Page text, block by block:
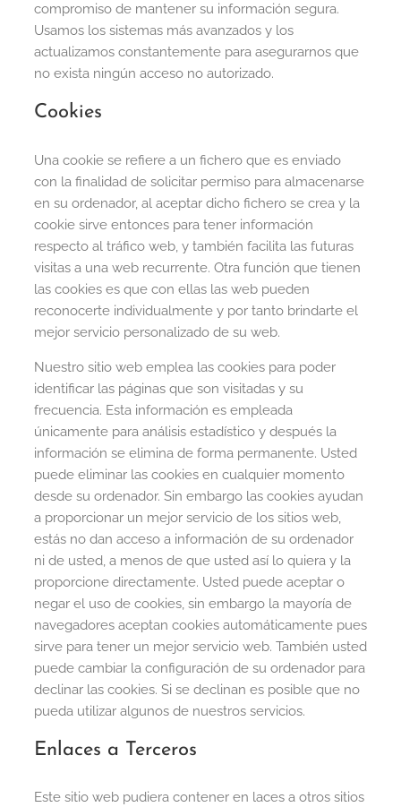
compromiso de mantener su información segura.
Usamos los sistemas más avanzados y los
actualizamos constantemente para asegurarnos que
no exista ningún acceso no autorizado.
Cookies
Una cookie se refiere a un fichero que es enviado
con la finalidad de solicitar permiso para almacenarse
en su ordenador, al aceptar dicho fichero se crea y la
cookie sirve entonces para tener información
respecto al tráfico web, y también facilita las futuras
visitas a una web recurrente. Otra función que tienen
las cookies es que con ellas las web pueden
reconocerte individualmente y por tanto brindarte el
mejor servicio personalizado de su web.
Nuestro sitio web emplea las cookies para poder
identificar las páginas que son visitadas y su
frecuencia. Esta información es empleada
únicamente para análisis estadístico y después la
información se elimina de forma permanente. Usted
puede eliminar las cookies en cualquier momento
desde su ordenador. Sin embargo las cookies ayudan
a proporcionar un mejor servicio de los sitios web,
estás no dan acceso a información de su ordenador
ni de usted, a menos de que usted así lo quiera y la
proporcione directamente. Usted puede aceptar o
negar el uso de cookies, sin embargo la mayoría de
navegadores aceptan cookies automáticamente pues
sirve para tener un mejor servicio web. También usted
puede cambiar la configuración de su ordenador para
declinar las cookies. Si se declinan es posible que no
pueda utilizar algunos de nuestros servicios.
Enlaces a Terceros
Este sitio web pudiera contener en laces a otros sitios